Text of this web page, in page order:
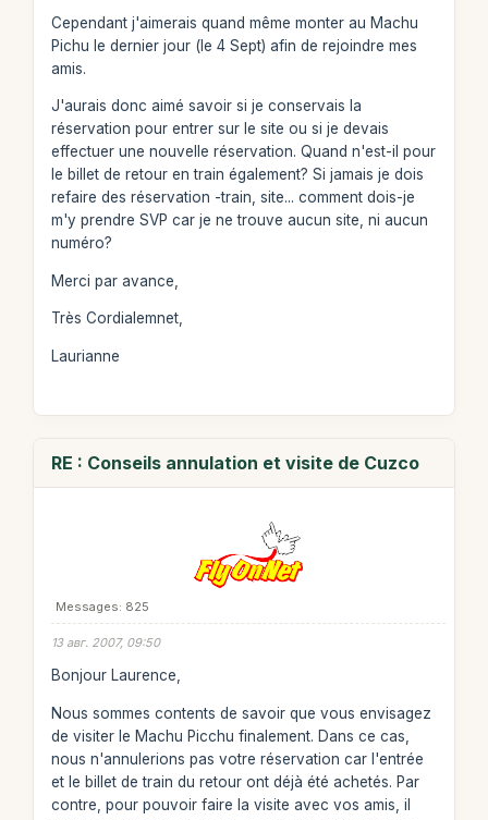
Cependant j'aimerais quand même monter au Machu
Pichu le dernier jour (le 4 Sept) afin de rejoindre mes
amis.
J'aurais donc aimé savoir si je conservais la
réservation pour entrer sur le site ou si je devais
effectuer une nouvelle réservation. Quand n'est-il pour
le billet de retour en train également? Si jamais je dois
refaire des réservation -train, site... comment dois-je
m'y prendre SVP car je ne trouve aucun site, ni aucun
numéro?
Merci par avance,
Très Cordialemnet,
Laurianne
RE : Conseils annulation et visite de Cuzco
Messages: 825
13 авг. 2007, 09:50
Bonjour Laurence,
Nous sommes contents de savoir que vous envisagez
de visiter le Machu Picchu finalement. Dans ce cas,
nous n'annulerions pas votre réservation car l'entrée
et le billet de train du retour ont déjà été achetés. Par
contre, pour pouvoir faire la visite avec vos amis, il